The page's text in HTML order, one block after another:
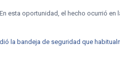
esta oportunidad, el hecho ocurrió en
la bandeja de seguridad que